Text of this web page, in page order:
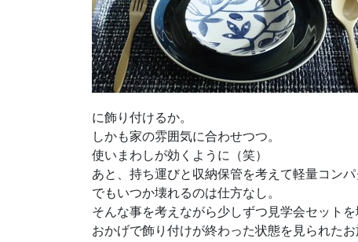
に飾り付けるか。
しかも家の雰囲気に合わせつつ。
使いまわしが効くように（笑）
あと、持ち運びと収納保管を考えて軽量コンパ
でもいつか壊れるのは仕方なし。
そんな事を考えながら少しずつ見学会セットを
おかげで飾り付けが終わった状態を見られたお